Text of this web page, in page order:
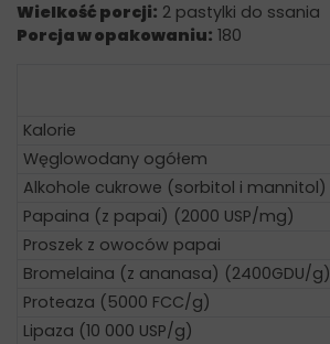
Wielkość porcji: 2 pastylki do ssania
Porcja w opakowaniu: 180
Kalorie
Węglowodany ogółem
Alkohole cukrowe (sorbitol i mannitol)
Papaina (z papai) (2000 USP/mg)
Proszek z owoców papai
Bromelaina (z ananasa) (2400GDU/g)
Proteaza (5000 FCC/g)
Lipaza (10 000 USP/g)